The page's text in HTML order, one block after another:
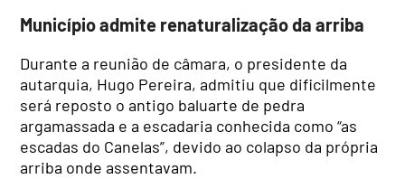
Município admite renaturalização da arriba
Durante a reunião de câmara, o presidente da
autarquia, Hugo Pereira, admitiu que dificilmente
será reposto o antigo baluarte de pedra
argamassada e a escadaria conhecida como “as
escadas do Canelas”, devido ao colapso da própria
arriba onde assentavam.